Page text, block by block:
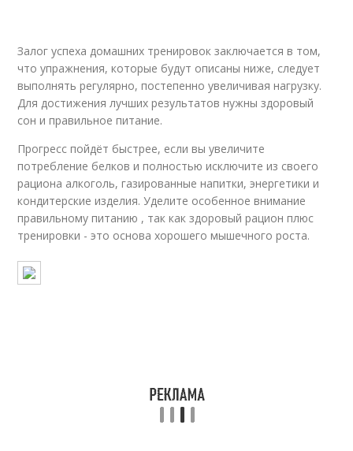
Залог успеха домашних тренировок заключается в том,
что упражнения, которые будут описаны ниже, следует
выполнять регулярно, постепенно увеличивая нагрузку.
Для достижения лучших результатов нужны здоровый
сон и правильное питание.
Прогресс пойдёт быстрее, если вы увеличите
потребление белков и полностью исключите из своего
рациона алкоголь, газированные напитки, энергетики и
кондитерские изделия. Уделите особенное внимание
правильному питанию , так как здоровый рацион плюс
тренировки - это основа хорошего мышечного роста.